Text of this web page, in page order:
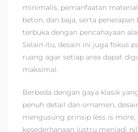
minimalis, pemanfaatan
beton, dan baja, serta penerapan
terbuka dengan pencahayaan
Selain itu, desain ini juga fokus
ruang agar setiap area dapat
maksimal.
Berbeda dengan gaya klasik
penuh detail dan ornamen,
mengusung prinsip less is more,
kesederhanaan justru menjadi